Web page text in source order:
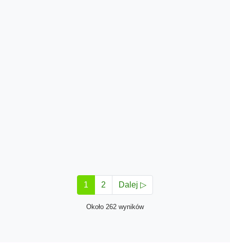
1 2 Dalej ▷
Około 262 wyników